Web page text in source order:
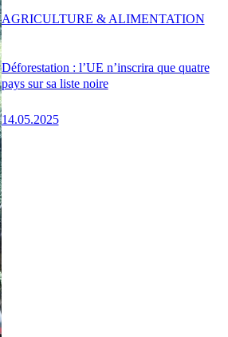
Déforestation : l’UE n’inscrira que quatre
pays sur sa liste noire
14.05.2025
AGRICULTURE & ALIMENTATION